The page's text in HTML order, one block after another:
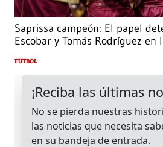
Saprissa campeón: El papel
Escobar y Tomás Rodríguez en
FÚTBOL